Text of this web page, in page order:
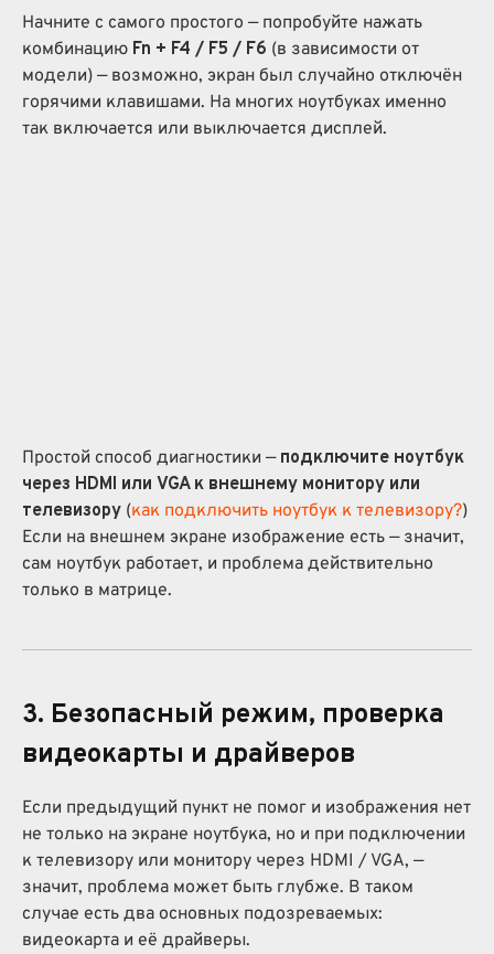
Начните с самого простого — попробуйте нажать
комбинацию Fn + F4 / F5 / F6 (в зависимости от
модели) — возможно, экран был случайно отключён
горячими клавишами. На многих ноутбуках именно
так включается или выключается дисплей.
Простой способ диагностики — подключите ноутбук
через HDMI или VGA к внешнему монитору или
телевизору (как подключить ноутбук к телевизору?)
Если на внешнем экране изображение есть — значит,
сам ноутбук работает, и проблема действительно
только в матрице.
3. Безопасный режим, проверка
видеокарты и драйверов
Если предыдущий пункт не помог и изображения нет
не только на экране ноутбука, но и при подключении
к телевизору или монитору через HDMI / VGA, —
значит, проблема может быть глубже. В таком
случае есть два основных подозреваемых:
видеокарта и её драйверы.